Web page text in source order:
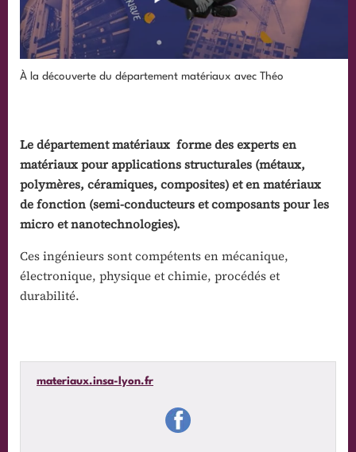
À la découverte du département matériaux avec Théo
Le département matériaux forme des experts en
matériaux pour applications structurales (métaux,
polymères, céramiques, composites) et en matériaux
de fonction (semi-conducteurs et composants pour les
micro et nanotechnologies).
Ces ingénieurs sont compétents en mécanique,
électronique, physique et chimie, procédés et
durabilité.
materiaux.insa-lyon.fr